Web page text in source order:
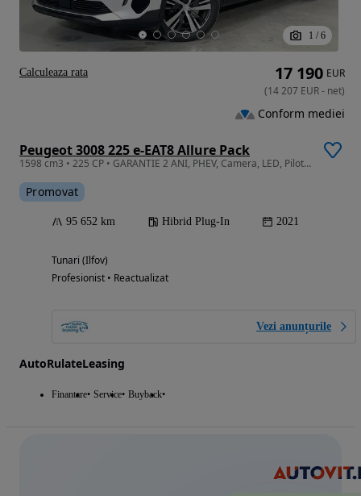
1 / 6
Peugeot 3008 225 e-EAT8 Allure Pack
1598 cm3 • 225 CP • GARANTIE 2 ANI, PHEV, Camera, LED, Pilot auto, Clima
Promovat
95 652 km Hibrid Plug-In 2021
Tunari (Ilfov)
Profesionist • Reactualizat
Vezi anunțurile
AutoRulateLeasing
Finantare Service Buyback
17 190 EUR
(14 207 EUR- net)
Conform mediei
Calculeaza rata